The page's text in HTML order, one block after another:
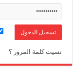
نسيت كلمة المرور ؟